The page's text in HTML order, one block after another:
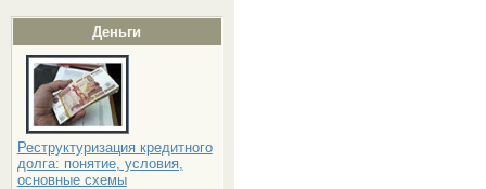
Деньги
Реструктуризация кредитного
долга: понятие, условия,
основные схемы